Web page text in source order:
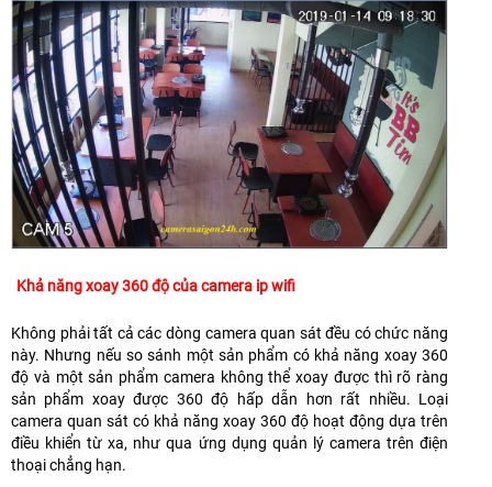
Khả năng xoay 360 độ của camera ip wifi
Không phải tất cả các dòng camera quan sát đều có chức năng
này. Nhưng nếu so sánh một sản phẩm có khả năng xoay 360
độ và một sản phẩm camera không thể xoay được thì rõ ràng
sản phẩm xoay được 360 độ hấp dẫn hơn rất nhiều. Loại
camera quan sát có khả năng xoay 360 độ hoạt động dựa trên
điều khiển từ xa, như qua ứng dụng quản lý camera trên điện
thoại chẳng hạn.